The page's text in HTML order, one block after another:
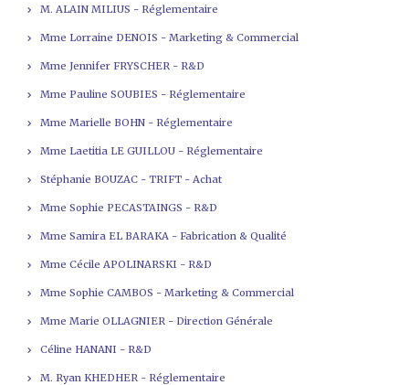
M. ALAIN MILIUS - Réglementaire
Mme Lorraine DENOIS - Marketing & Commercial
Mme Jennifer FRYSCHER - R&D
Mme Pauline SOUBIES - Réglementaire
Mme Marielle BOHN - Réglementaire
Mme Laetitia LE GUILLOU - Réglementaire
Stéphanie BOUZAC - TRIFT - Achat
Mme Sophie PECASTAINGS - R&D
Mme Samira EL BARAKA - Fabrication & Qualité
Mme Cécile APOLINARSKI - R&D
Mme Sophie CAMBOS - Marketing & Commercial
Mme Marie OLLAGNIER - Direction Générale
Céline HANANI - R&D
M. Ryan KHEDHER - Réglementaire